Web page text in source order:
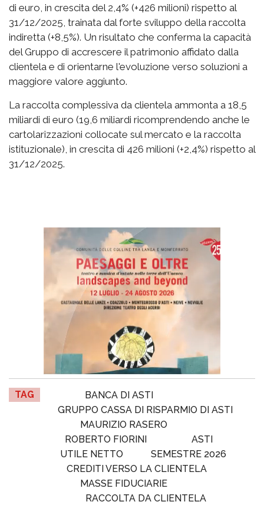
di euro, in crescita del 2,4% (+426 milioni) rispetto al
31/12/2025, trainata dal forte sviluppo della raccolta
indiretta (+8,5%). Un risultato che conferma la capacità
del Gruppo di accrescere il patrimonio affidato dalla
clientela e di orientarne l'evoluzione verso soluzioni a
maggiore valore aggiunto.
La raccolta complessiva da clientela ammonta a 18,5
miliardi di euro (19,6 miliardi ricomprendendo anche le
cartolarizzazioni collocate sul mercato e la raccolta
istituzionale), in crescita di 426 milioni (+2,4%) rispetto al
31/12/2025.
TAG
BANCA DI ASTI
GRUPPO CASSA DI RISPARMIO DI ASTI
MAURIZIO RASERO
ROBERTO FIORINI
ASTI
UTILE NETTO
SEMESTRE 2026
CREDITI VERSO LA CLIENTELA
MASSE FIDUCIARIE
RACCOLTA DA CLIENTELA